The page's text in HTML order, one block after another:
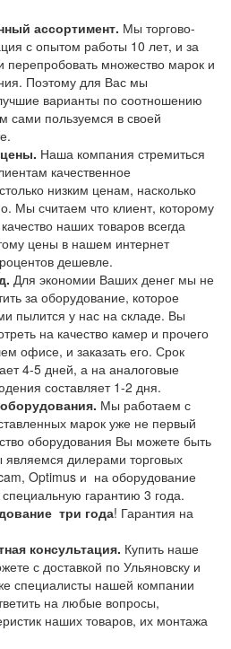
ассортимент. Мы торгово-
с опытом работы 10 лет, и за
перепробовать множество марок и
Поэтому для Вас мы
варианты по соотношению
сами пользуемся в своей
Наша компания стремиться
качественное
низким ценам, насколько
Мы считаем что клиент, которому
наших товаров всегда
цены в нашем интернет
дешевле.
Для экономии Ваших денег мы не
за оборудование, которое
пылится у нас на складе. Вы
на качество камер и прочего
офисе, и заказать его. Срок
4-5 дней, а на аналоговые
составляет 1-2 дня.
Мы работаем с
марок уже не первый
оборудования Вы можете быть
дилерами торговых
Optimus и на оборудование
гарантию 3 года.
три года! Гарантия на
консультация. Купить наше
с доставкой по Ульяновску и
специалисты нашей компании
на любые вопросы,
наших товаров, их монтажа